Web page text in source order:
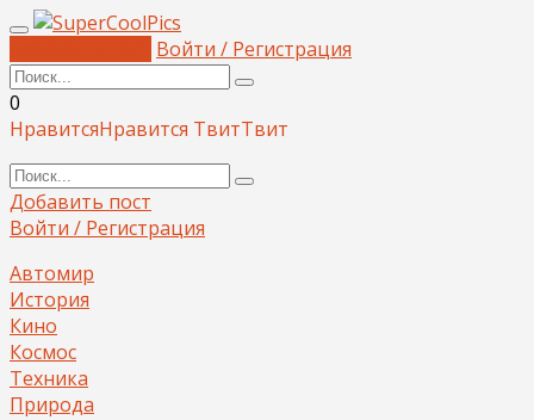
Войти / Регистрация
0
НравитсяНравится ТвитТвит
Добавить пост
Войти / Регистрация
Автомир
История
Кино
Космос
Техника
Природа